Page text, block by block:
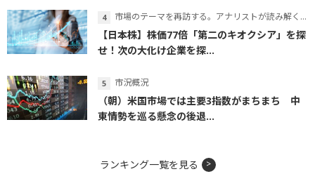
市場のテーマを再訪する。アナリストが読み解くテーマの本質
【日本株】株価77倍「第二のキオクシア」を探
せ！次の大化け企業を探...
市況概況
（朝）米国市場では主要3指数がまちまち 中
東情勢を巡る懸念の後退...
ランキング一覧を見る